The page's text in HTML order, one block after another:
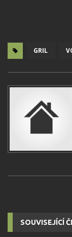
GRIL
SOUVISEJÍCÍ